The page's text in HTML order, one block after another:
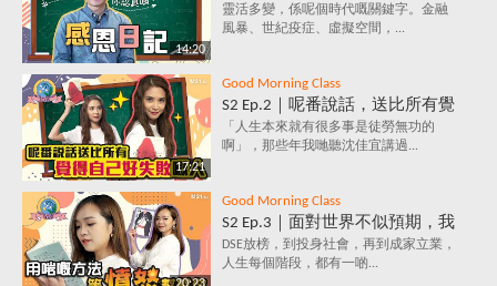
14:20
子為你解構，究竟係乜嘢原理，
每天寫低3件感恩事件，就會影
靈活多變，係呢個時代嘅關鍵字。金融
風暴、世紀疫症、虛擬空間，...
17:21
Good Morning Class
S2 Ep.2｜呢番說話，送比所有覺
得自己好失敗嘅人｜放棄好唔
好？堅持值唔值？人生到底有咩
「人生本來就有很多事是徒勞無功的
啊」，那些年我哋聽沈佳宜講過...
Good Morning Class
S2 Ep.3｜面對世界不似預期，我
要保持憤怒？｜負面情緒背後鮮
為人知的含義，你知道嗎？
DSE放榜，到投身社會，再到成家立業，
人生每個階段，都有一啲...